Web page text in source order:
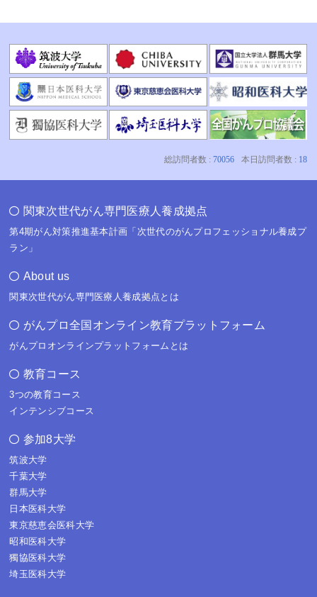
関東次世代がん専門医療人養成拠点
第4期がん対策推進基本計画「次世代のがんプロフェッショナル養成プ
ラン」
About us
関東次世代がん専門医療人養成拠点とは
がんプロ全国オンライン教育プラットフォーム
がんプロオンラインプラットフォームとは
教育コース
3つの教育コース
インテンシブコース
参加8大学
筑波大学
千葉大学
群馬大学
日本医科大学
東京慈恵会医科大学
昭和医科大学
獨協医科大学
埼玉医科大学